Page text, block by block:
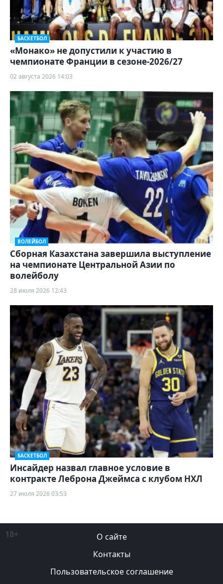
БАСКЕТБОЛ
«Монако» не допустили к участию в
чемпионате Франции в сезоне-2026/27
02 августа 2026 14:03
ВОЛЕЙБОЛ
Сборная Казахстана завершила выступление
на чемпионате Центральной Азии по
волейболу
28 июля 2026 12:43
БАСКЕТБОЛ
Инсайдер назвал главное условие в
контракте Леброна Джеймса с клубом НХЛ
27 июля 2026 03:53
18+
О сайте
Контакты
Пользовательское соглашение